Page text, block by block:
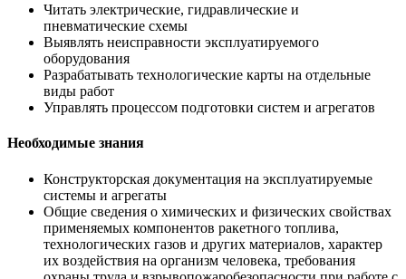
Читать электрические, гидравлические и
пневматические схемы
Выявлять неисправности эксплуатируемого
оборудования
Разрабатывать технологические карты на отдельные
виды работ
Управлять процессом подготовки систем и агрегатов
Необходимые знания
Конструкторская документация на эксплуатируемые
системы и агрегаты
Общие сведения о химических и физических свойствах
применяемых компонентов ракетного топлива,
технологических газов и других материалов, характер
их воздействия на организм человека, требования